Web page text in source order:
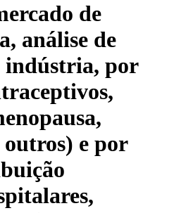
de
análise de
indústria, por
e por